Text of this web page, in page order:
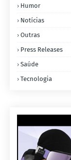
Humor
Notícias
Outras
Press Releases
Saúde
Tecnologia